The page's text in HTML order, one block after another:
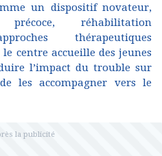
un dispositif novateur,
réhabilitation
thérapeutiques
centre accueille des jeunes
l’impact du trouble sur
les accompagner vers le